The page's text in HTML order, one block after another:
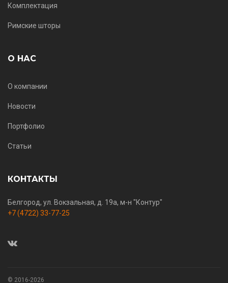
Комплектация
Римские шторы
О НАС
О компании
Новости
Портфолио
Статьи
КОНТАКТЫ
Белгород, ул. Вокзальная, д. 19а, м-н "Контур"
+7 (4722) 33-77-25
© 2016-2026